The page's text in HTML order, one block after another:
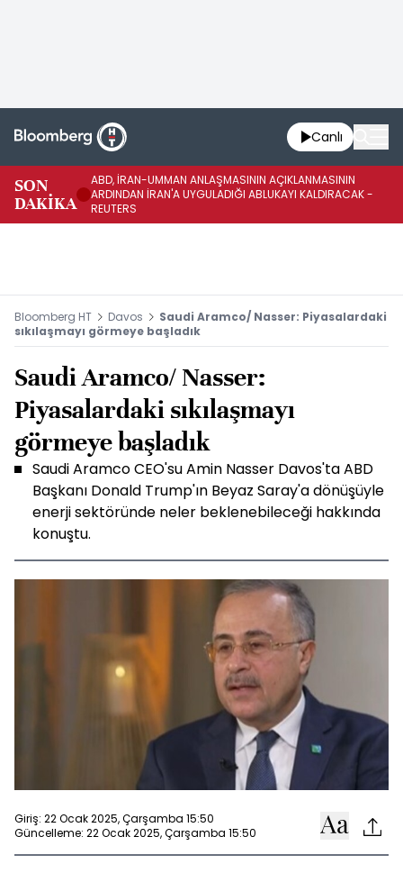
Canlı
SON
DAKİKA
ABD, İRAN-UMMAN ANLAŞMASININ AÇIKLANMASININ
ARDINDAN İRAN'A UYGULADIĞI ABLUKAYI KALDIRACAK -
REUTERS
Bloomberg HT Davos
Saudi Aramco/ Nasser: Piyasalardaki
sıkılaşmayı görmeye başladık
Saudi Aramco/ Nasser:
Piyasalardaki sıkılaşmayı
görmeye başladık
Saudi Aramco CEO'su Amin Nasser Davos'ta ABD
Başkanı Donald Trump'ın Beyaz Saray'a dönüşüyle
enerji sektöründe neler beklenebileceği hakkında
konuştu.
Giriş: 22 Ocak 2025, Çarşamba 15:50
Güncelleme: 22 Ocak 2025, Çarşamba 15:50